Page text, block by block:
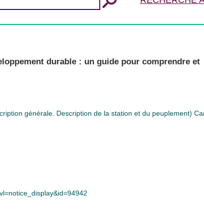
durable : un guide pour comprendre et
générale. Description de la station et du peuplement)